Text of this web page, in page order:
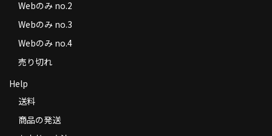
Webのみ no.2
Webのみ no.3
Webのみ no.4
売り切れ
Help
送料
商品の発送